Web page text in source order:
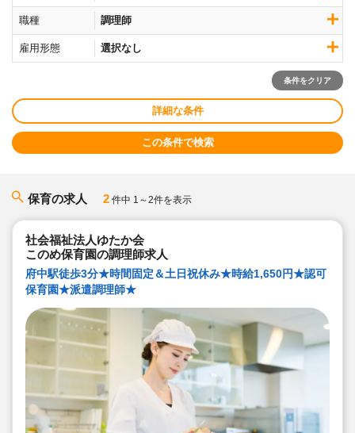
職種 調理師
雇用形態 選択なし
条件をクリア
詳細な条件
この条件で検索
保育の求人 2 件中 1～2件を表示
社会福祉法人ゆたか会
このめ保育園の調理師求人
府中駅徒歩3分★時間固定＆土日祝休み★時給1,650円★認可
保育園★派遣調理師★